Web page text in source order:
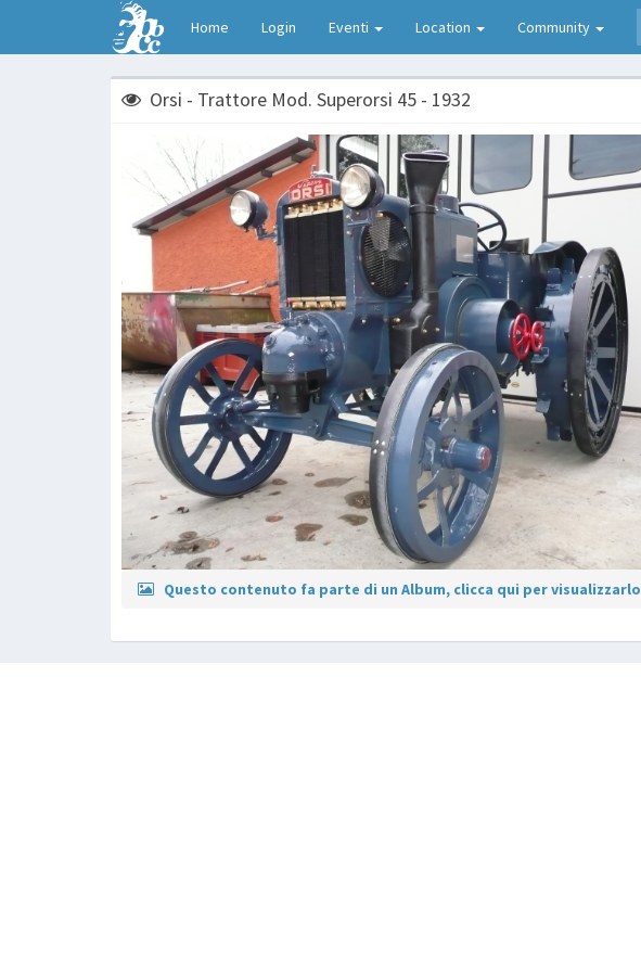
Home Login Eventi Location Community
Orsi - Trattore Mod. Superorsi 45 - 1932
Questo contenuto fa parte di un Album, clicca qui per visualizzarlo